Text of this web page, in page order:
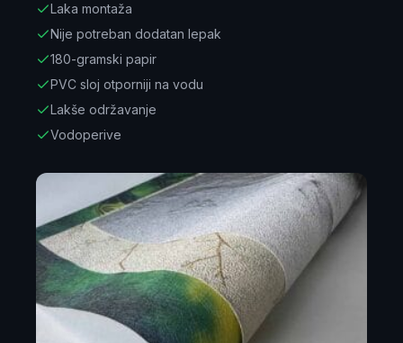
Laka montaža
Nije potreban dodatan lepak
180-gramski papir
PVC sloj otporniji na vodu
Lakše održavanje
Vodoperive